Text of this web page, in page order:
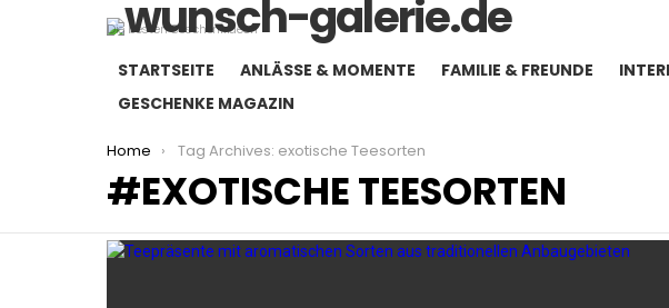
Die besten Geschenkideen
STARTSEITE ANLÄSSE & MOMENTE FAMILIE & FREUNDE
GESCHENKE MAGAZIN
You are here:
Home Tag Archives: exotische Teesorten
EXOTISCHE TEESORTEN
LATEST